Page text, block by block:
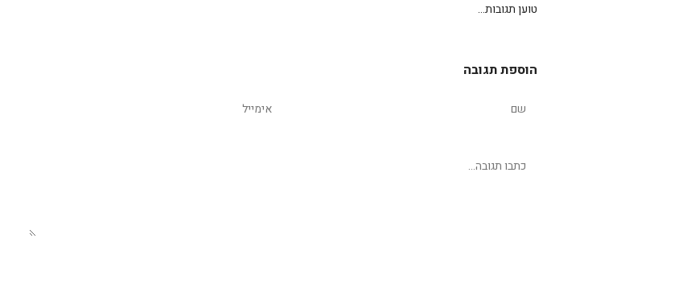
טוען תגובות...
הוספת תגובה